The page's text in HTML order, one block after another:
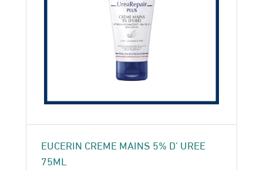
EUCERIN CREME MAINS 5% D’ UREE
75ML